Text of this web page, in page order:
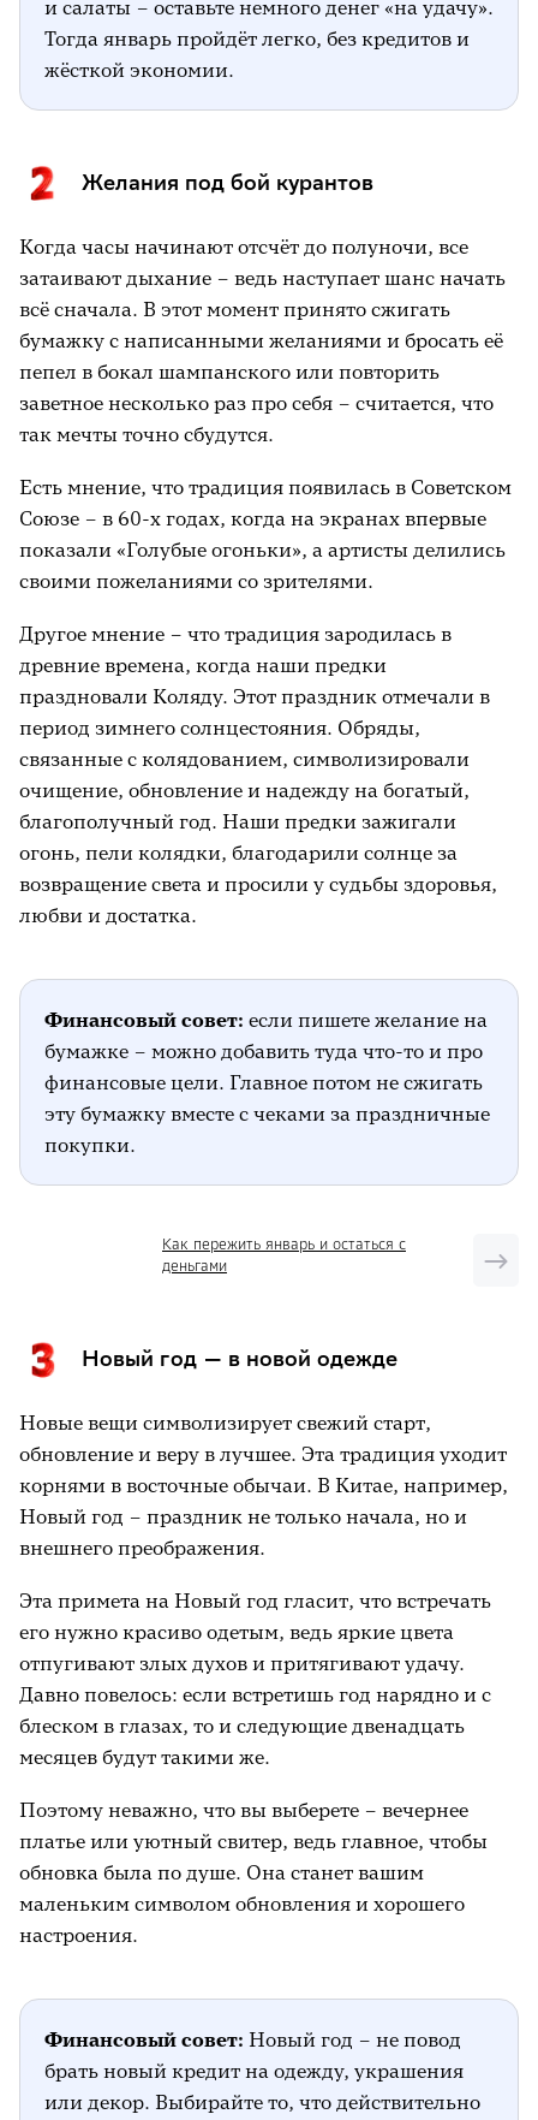
и салаты – оставьте немного денег «на удачу».
Тогда январь пройдёт легко, без кредитов и
жёсткой экономии.
Желания под бой курантов
Когда часы начинают отсчёт до полуночи, все
затаивают дыхание – ведь наступает шанс начать
всё сначала. В этот момент принято сжигать
бумажку с написанными желаниями и бросать её
пепел в бокал шампанского или повторить
заветное несколько раз про себя – считается, что
так мечты точно сбудутся.
Есть мнение, что традиция появилась в Советском
Союзе – в 60-х годах, когда на экранах впервые
показали «Голубые огоньки», а артисты делились
своими пожеланиями со зрителями.
Другое мнение – что традиция зародилась в
древние времена, когда наши предки
праздновали Коляду. Этот праздник отмечали в
период зимнего солнцестояния. Обряды,
связанные с колядованием, символизировали
очищение, обновление и надежду на богатый,
благополучный год. Наши предки зажигали
огонь, пели колядки, благодарили солнце за
возвращение света и просили у судьбы здоровья,
любви и достатка.
Финансовый совет: если пишете желание на
бумажке – можно добавить туда что-то и про
финансовые цели. Главное потом не сжигать
эту бумажку вместе с чеками за праздничные
покупки.
Как пережить январь и остаться с
деньгами
Новый год — в новой одежде
Новые вещи символизирует свежий старт,
обновление и веру в лучшее. Эта традиция уходит
корнями в восточные обычаи. В Китае, например,
Новый год – праздник не только начала, но и
внешнего преображения.
Эта примета на Новый год гласит, что встречать
его нужно красиво одетым, ведь яркие цвета
отпугивают злых духов и притягивают удачу.
Давно повелось: если встретишь год нарядно и с
блеском в глазах, то и следующие двенадцать
месяцев будут такими же.
Поэтому неважно, что вы выберете – вечернее
платье или уютный свитер, ведь главное, чтобы
обновка была по душе. Она станет вашим
маленьким символом обновления и хорошего
настроения.
Финансовый совет: Новый год – не повод
брать новый кредит на одежду, украшения
или декор. Выбирайте то, что действительно